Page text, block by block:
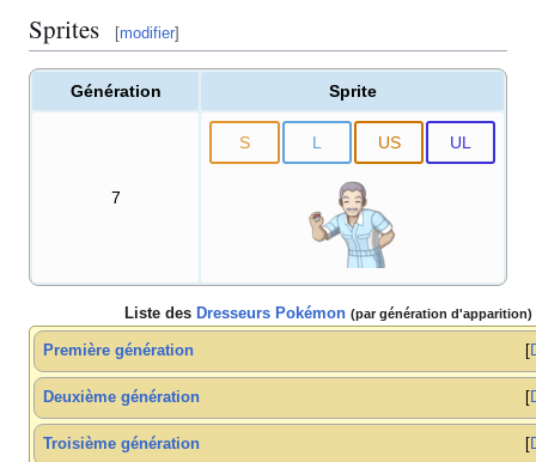
Sprites [modifier]
Génération Sprite
7
S L US UL
Liste des Dresseurs Pokémon (par génération d'apparition)
Première génération
Deuxième génération
Troisième génération